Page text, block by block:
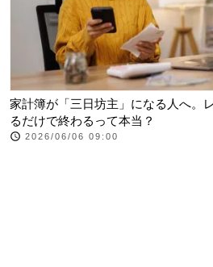
家計簿が「三日坊主」になる人へ。
るだけで終わるって本当？
2026/06/06 09:00